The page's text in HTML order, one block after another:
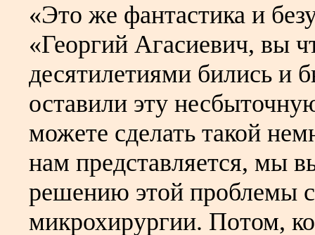
«Это же фантастика и
«Георгий Агасиевич, вы
десятилетиями бились и
оставили эту
можете сделать такой
нам представляется, мы
решению этой проблемы
микрохирургии. Потом,